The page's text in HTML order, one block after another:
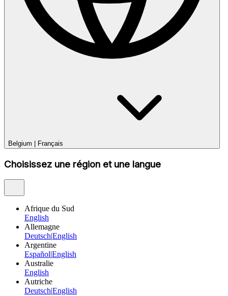
Belgium Français
Choisissez une région et une langue
Afrique du Sud
English
Allemagne
DeutschEnglish
Argentine
EspañolEnglish
Australie
English
Autriche
DeutschEnglish